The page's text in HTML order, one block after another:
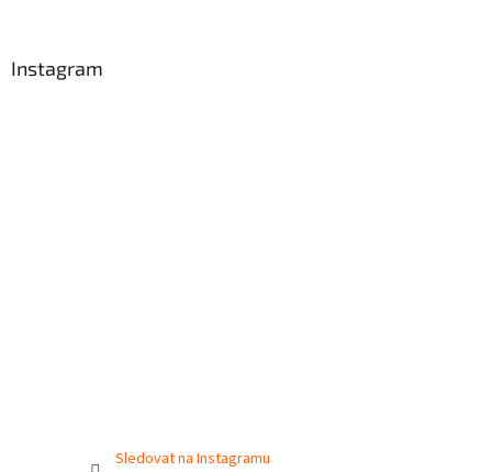
Instagram
Sledovat na Instagramu